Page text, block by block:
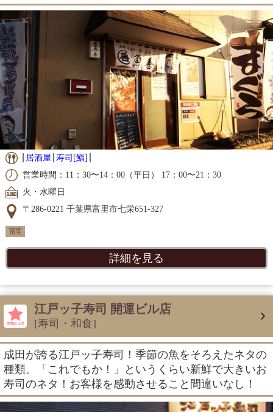
居酒屋 寿司[鮨]
営業時間：11：30〜14：00（平日） 17：00〜21：30
火・水曜日
〒286-0221 千葉県富里市七栄651-327
富里
詳細を見る
江戸ッ子寿司 開運ビル店
[寿司・和食]
成田が誇る江戸ッ子寿司！季節の魚をそろえたネタの
種類。「これでもか！」というくらい新鮮で大きいお
寿司のネタ！お客様を感動させること間違いなし！